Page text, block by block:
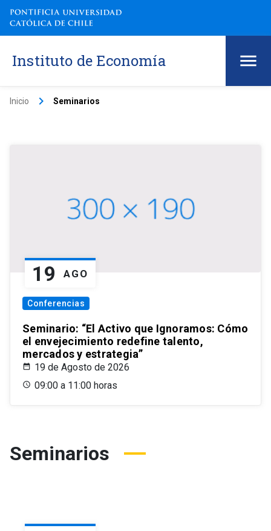
Instituto de Economía
Inicio keyboard_arrow_right Seminarios
19 AGO
Conferencias
Seminario: “El Activo que Ignoramos: Cómo
el envejecimiento redefine talento,
mercados y estrategia”
19 de Agosto de 2026
09:00 a 11:00 horas
Seminarios